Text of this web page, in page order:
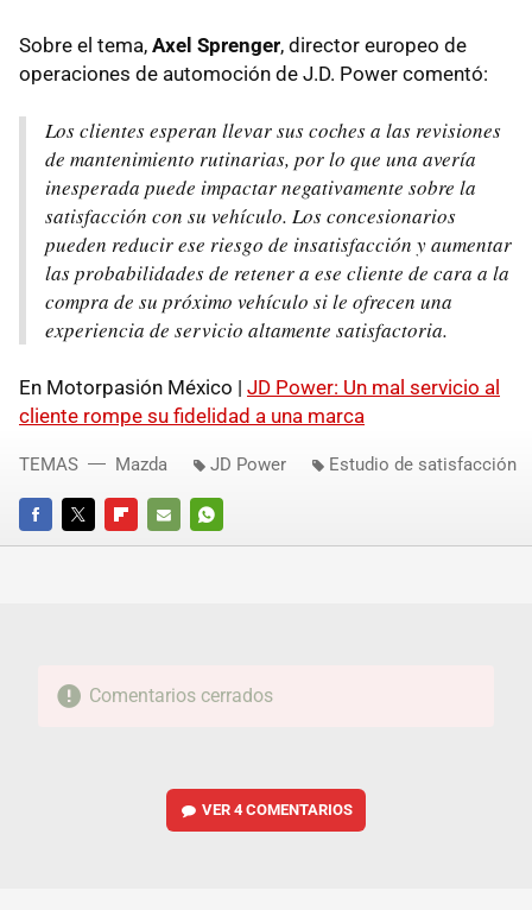
Sobre el tema, Axel Sprenger, director europeo de
operaciones de automoción de J.D. Power comentó:
Los clientes esperan llevar sus coches a las revisiones
de mantenimiento rutinarias, por lo que una avería
inesperada puede impactar negativamente sobre la
satisfacción con su vehículo. Los concesionarios
pueden reducir ese riesgo de insatisfacción y aumentar
las probabilidades de retener a ese cliente de cara a la
compra de su próximo vehículo si le ofrecen una
experiencia de servicio altamente satisfactoria.
En Motorpasión México | JD Power: Un mal servicio al
cliente rompe su fidelidad a una marca
FACEBOOKTWITTERFLIPBOARD
E-
WHATSAPP
TEMAS Mazda JD Power Estudio de satisfacción
Comentarios cerrados
VER4 COMENTARIOS